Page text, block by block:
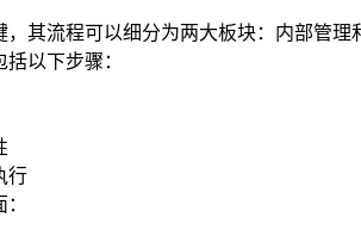
其流程可以细分为两大板块：内部管理
以下步骤：
行